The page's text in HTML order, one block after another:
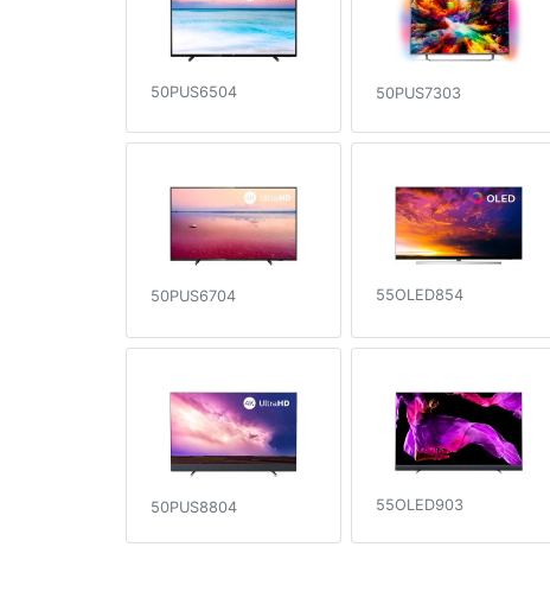
50PUS6504 50PUS7303
50PUS6704 55OLED854
50PUS8804 55OLED903